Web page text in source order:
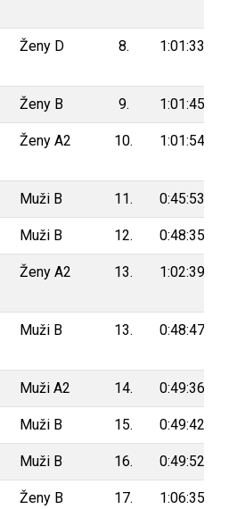
Ženy D 8. 1:01:33
Ženy B 9. 1:01:45
Ženy A2 10. 1:01:54
Muži B 11. 0:45:53
Muži B 12. 0:48:35
Ženy A2 13. 1:02:39
Muži B 13. 0:48:47
Muži A2 14. 0:49:36
Muži B 15. 0:49:42
Muži B 16. 0:49:52
Ženy B 17. 1:06:35